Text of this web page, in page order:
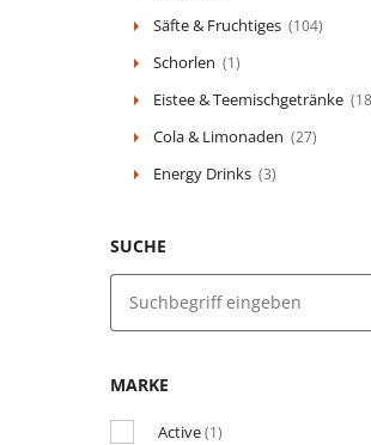
Säfte & Fruchtiges (104)
Schorlen (1)
Eistee & Teemischgetränke
Cola & Limonaden (27)
Energy Drinks (3)
SUCHE
MARKE
Active(1)